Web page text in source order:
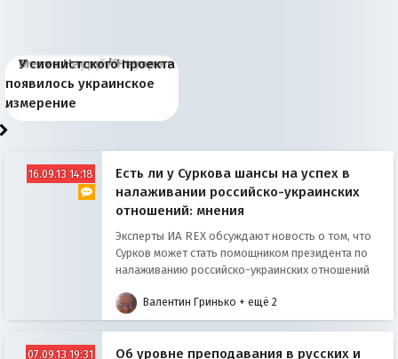
Киевская марионетка
Запада рассказала о
«переобувании» хозяев
В России назрели
перемены: 15 шагов к
суверенной экономике
Миграционный пожар
Европы
Россия начинает
сбрасывать балласт
Анкориджа
Россия зимой 1904
года: первые уступки во
внутренней политике
Русская нация вчера и
сегодня
Почему правый крах в
Варшаве не поможет её
отношениям с Россией?
Место Науру / Науэро в
современной истории
Южной Осетии
У сионистского проекта
появилось украинское
измерение
16.09.13 14:18
Есть ли у Суркова шансы на успех в
налаживании российско-украинских
отношений: мнения
Эксперты ИА REX обсуждают новость о том, что
Сурков может стать помощником президента по
налаживанию российско-украинских отношений
Валентин Гринько + ещё 2
07.09.13 19:31 Об уровне преподавания в русских и